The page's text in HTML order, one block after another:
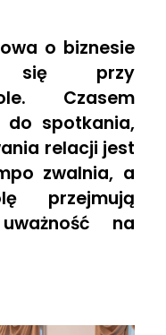
o biznesie
się przy
Czasem
do spotkania,
relacji jest
zwalnia, a
przejmują
na